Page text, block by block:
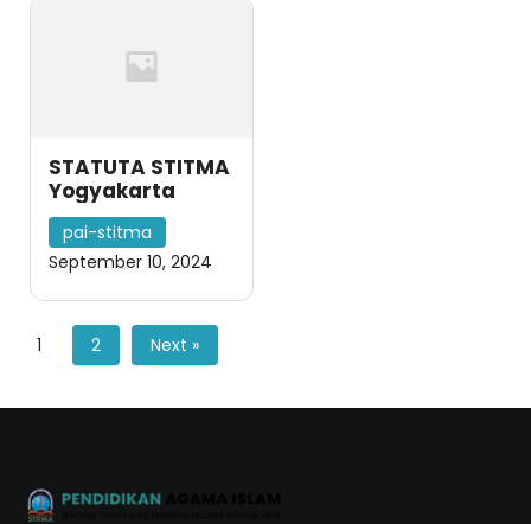
STATUTA STITMA
Yogyakarta
pai-stitma
September 10, 2024
1 2 Next »